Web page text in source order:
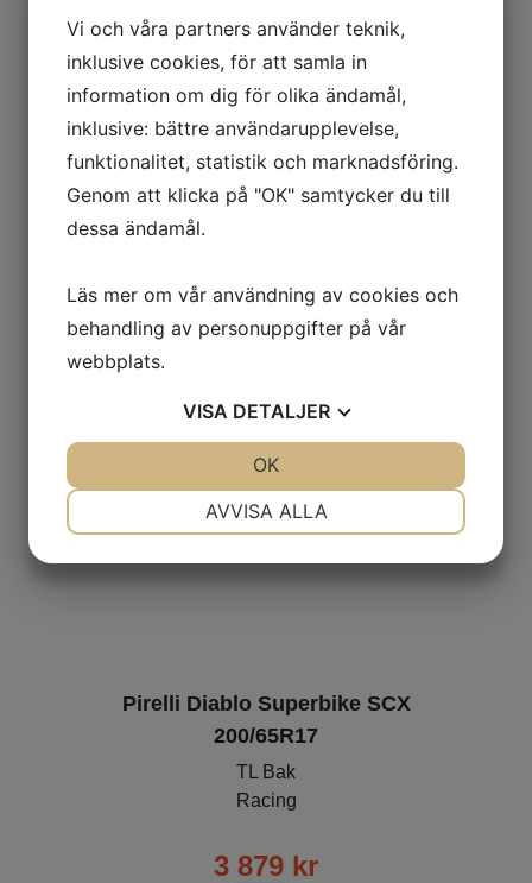
Pirelli Diablo Superbike SCQ
200/65R17
Racing
Lägg i varukorgen
Pirelli Diablo Superbike SCX
200/65R17
TL Bak
Racing
3 879 kr
Vi och våra partners använder teknik,
inklusive cookies, för att samla in
information om dig för olika ändamål,
inklusive: bättre användarupplevelse,
funktionalitet, statistik och marknadsföring.
Genom att klicka på "OK" samtycker du till
dessa ändamål.
Läs mer om vår användning av cookies och
behandling av personuppgifter på vår
webbplats.
VISA DETALJER
AVVISA ALLA
OK